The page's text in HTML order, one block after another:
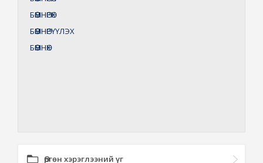
БӨӨМНӨРӨХ
БӨӨМНӨРҮҮЛЭХ
БӨӨМНӨХ
Өргөн хэрэглээний үг